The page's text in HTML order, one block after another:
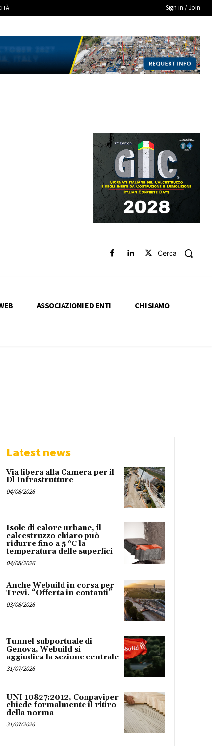
Sign in / Join
Cerca
ASSOCIAZIONI ED ENTI CHI SIAMO
Latest news
Via libera alla Camera per il
Dl Infrastrutture
04/08/2026
Isole di calore urbane, il
calcestruzzo chiaro può
ridurre fino a 5 °C la
temperatura delle superfici
04/08/2026
Anche Webuild in corsa per
Trevi. “Offerta in contanti”
03/08/2026
Tunnel subportuale di
Genova, Webuild si
aggiudica la sezione centrale
31/07/2026
UNI 10827:2012, Conpaviper
chiede formalmente il ritiro
della norma
31/07/2026